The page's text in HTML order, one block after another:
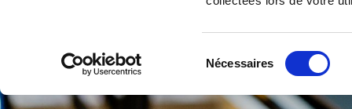
du
Nécessaires